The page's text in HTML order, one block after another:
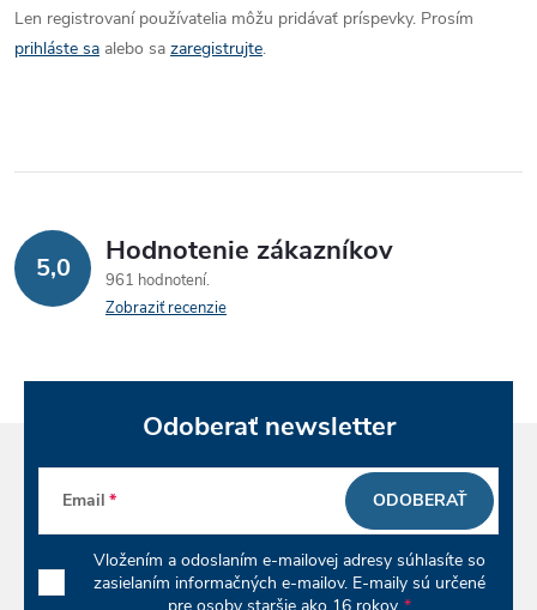
Len registrovaní používatelia môžu pridávať príspevky. Prosím
prihláste sa alebo sa zaregistrujte.
5,0 Hodnotenie zákazníkov
961 hodnotení
Zobraziť recenzie
Odoberať newsletter
Email
Vložením a odoslaním e-mailovej adresy súhlasíte so
zasielaním informačných e-mailov. E-maily sú určené
ODOBERAŤ